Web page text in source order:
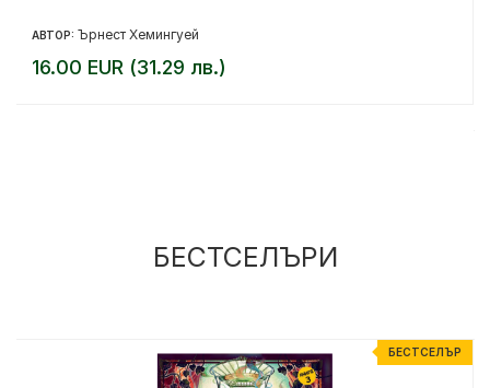
АВТОР: Ърнест Хемингуей
16.00 EUR (31.29 лв.)
БЕСТСЕЛЪРИ
БЕСТСЕЛЪР